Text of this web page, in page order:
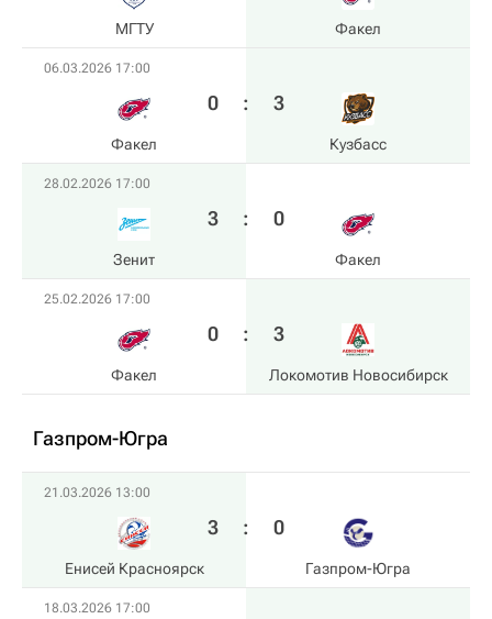
МГТУ Факел
06.03.2026 17:00
Факел
0 : 3
Кузбасс
28.02.2026 17:00
Зенит
3 : 0
Факел
25.02.2026 17:00
Факел
0 : 3
Локомотив Новосибирск
Газпром-Югра
21.03.2026 13:00
Енисей Красноярск
3 : 0
Газпром-Югра
18.03.2026 17:00